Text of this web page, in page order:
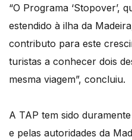
“O Programa ‘Stopover’,
estendido à ilha da
contributo para este
turistas a conhecer dois
mesma viagem”, concluiu.
A TAP tem sido
e pelas autoridades da